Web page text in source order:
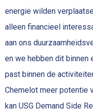
energie wilden
alleen financieel
aan ons
en we hebben dit binnen
past binnen de
Chemelot meer potentie
kan USG Demand Side